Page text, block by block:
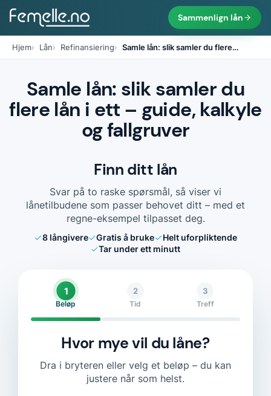
Sammenlign lån
Hjem Lån Refinansiering Samle lån: slik samler du flere…
Samle lån: slik samler du
flere lån i ett – guide, kalkyle
og fallgruver
Finn ditt lån
Svar på to raske spørsmål, så viser vi
lånetilbudene som passer behovet ditt – med et
regne-eksempel tilpasset deg.
8långivere Gratis å bruke
Helt uforpliktende
Tar under ett minutt
1
Beløp
2
Tid
3
Treff
Hvor mye vil du låne?
Dra i bryteren eller velg et beløp – du kan
justere når som helst.